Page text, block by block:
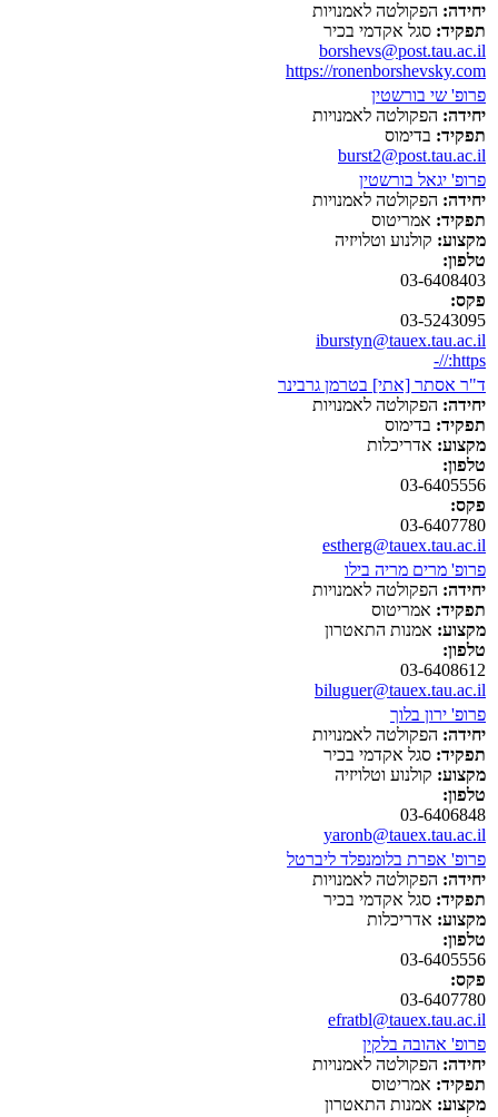
יחידה: הפקולטה לאמנויות
תפקיד: סגל אקדמי בכיר
borshevs@post.tau.ac.il
https://ronenborshevsky.com
פרופ' שי בורשטין
יחידה: הפקולטה לאמנויות
תפקיד: בדימוס
burst2@post.tau.ac.il
פרופ' יגאל בורשטין
יחידה: הפקולטה לאמנויות
תפקיד: אמריטוס
מקצוע: קולנוע וטלויזיה
טלפון:
03-6408403
פקס:
03-5243095
iburstyn@tauex.tau.ac.il
https://-
ד"ר אסתר [אתי] בטרמן גרבינר
יחידה: הפקולטה לאמנויות
תפקיד: בדימוס
מקצוע: אדריכלות
טלפון:
03-6405556
פקס:
03-6407780
estherg@tauex.tau.ac.il
פרופ' מרים מריה בילו
יחידה: הפקולטה לאמנויות
תפקיד: אמריטוס
מקצוע: אמנות התאטרון
טלפון:
03-6408612
biluguer@tauex.tau.ac.il
פרופ' ירון בלוך
יחידה: הפקולטה לאמנויות
תפקיד: סגל אקדמי בכיר
מקצוע: קולנוע וטלויזיה
טלפון:
03-6406848
yaronb@tauex.tau.ac.il
פרופ' אפרת בלומנפלד ליברטל
יחידה: הפקולטה לאמנויות
תפקיד: סגל אקדמי בכיר
מקצוע: אדריכלות
טלפון:
03-6405556
פקס:
03-6407780
efratbl@tauex.tau.ac.il
פרופ' אהובה בלקין
יחידה: הפקולטה לאמנויות
תפקיד: אמריטוס
מקצוע: אמנות התאטרון